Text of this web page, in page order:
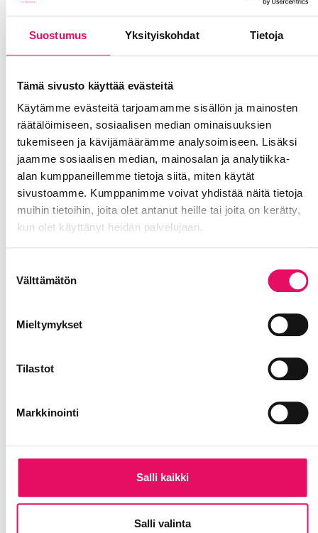
Suostumus Yksityiskohdat Tietoja
Tämä sivusto käyttää evästeitä
Käytämme evästeitä tarjoamamme sisällön ja mainosten
räätälöimiseen, sosiaalisen median ominaisuuksien
tukemiseen ja kävijämäärämme analysoimiseen. Lisäksi
jaamme sosiaalisen median, mainosalan ja analytiikka-
alan kumppaneillemme tietoja siitä, miten käytät
sivustoamme. Kumppanimme voivat yhdistää näitä tietoja
muihin tietoihin, joita olet antanut heille tai joita on kerätty,
kun olet käyttänyt heidän palvelujaan.
valinta
Välttämätön
Mieltymykset
Tilastot
Markkinointi
Salli kaikki
Salli valinta
Yrityksen sijoittuminen Seinäjoelle. Tutustu
Kiinnostuitko Seinäjoesta? Ota
yhteyttä, kerron mielelläni